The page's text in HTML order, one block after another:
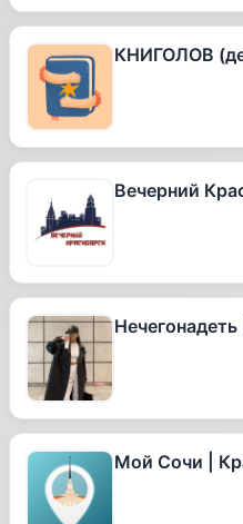
КНИГОЛОВ
Вечерний
Мой Сочи |